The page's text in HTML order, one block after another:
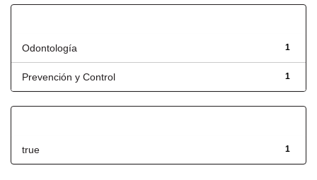
1
Odontología
1
Prevención y Control
1
true